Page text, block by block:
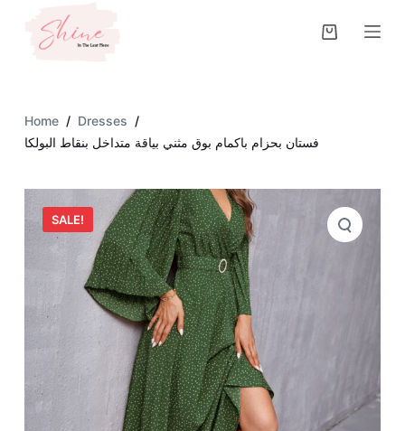
o
o
n
n
Home / Dresses /
فستان بحزام باكمام بوق مثني بياقة متداخل بنقاط البولكا
SALE!